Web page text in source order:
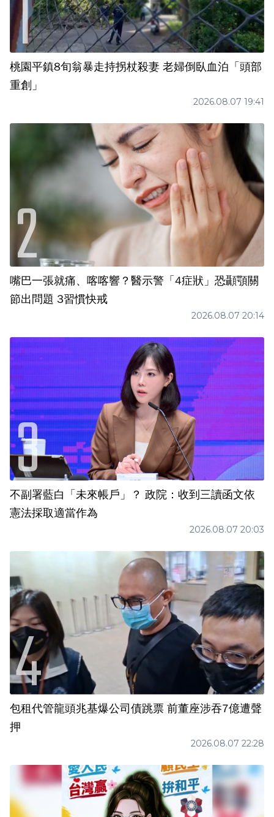
桃園平鎮8旬翁暴走持拐杖殺妻 老婦倒臥血泊「頭部
重創」
2026.08.07 19:41
嘴巴一張就痛、喀喀響？醫示警「4症狀」恐顳顎關
節出問題 3習慣快戒
2026.08.07 20:14
不副署藍白「未來帳戶」？ 政院：收到三讀函文依
憲法採取適當作為
2026.08.07 20:03
包租代管龍頭兆基爆公司債跳票 前董座涉吞7億遭聲
押
2026.08.07 22:28